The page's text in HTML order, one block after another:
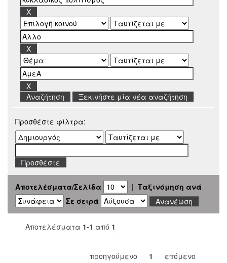
Ξεκινήστε μία νέα αναζήτηση
Προσθέστε φίλτρα:
Αποτελέσματα/Σελίδα | Ταξινόμηση ανά
Σε σειρά
Αποτελέσματα 1-1 από 1
προηγούμενο 1 επόμενο